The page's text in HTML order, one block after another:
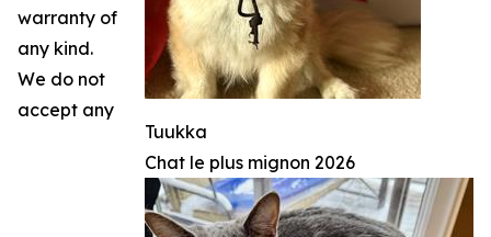
Tuukka
Chat le plus mignon 2026
warranty of
any kind.
We do not
accept any